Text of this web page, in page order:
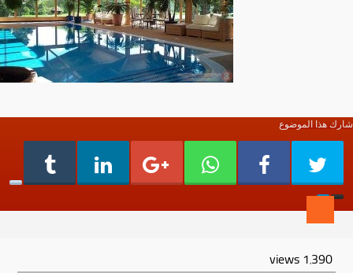
شارك هذا الموضوع
1٬390 views